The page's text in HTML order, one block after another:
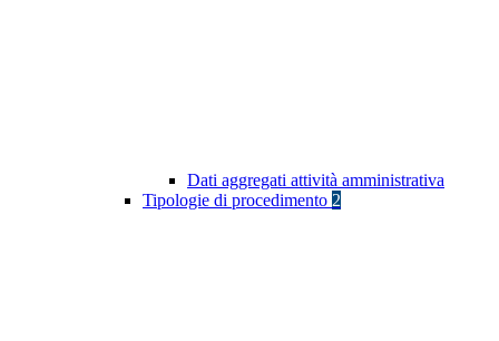
Dati aggregati attività amministrativa
Tipologie di procedimento 2